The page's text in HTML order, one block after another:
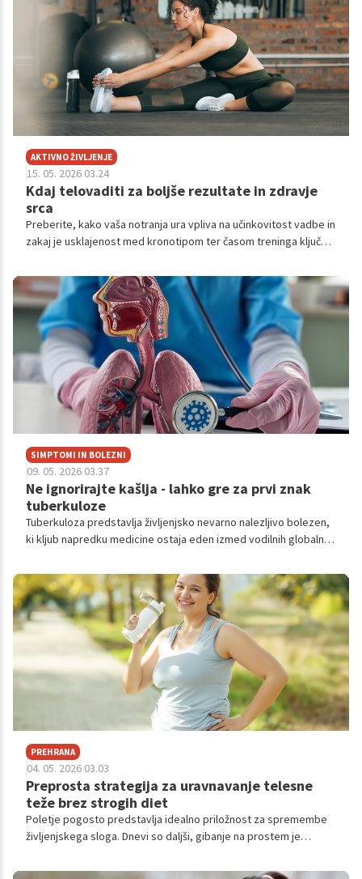
AKTIVNO ŽIVLJENJE
15. 05. 2026 03.24
Kdaj telovaditi za boljše rezultate in zdravje
srca
Preberite, kako vaša notranja ura vpliva na učinkovitost vadbe in
zakaj je usklajenost med kronotipom ter časom treninga ključna
SIMPTOMI IN BOLEZNI
09. 05. 2026 03.37
Ne ignorirajte kašlja - lahko gre za prvi znak
tuberkuloze
Tuberkuloza predstavlja življenjsko nevarno nalezljivo bolezen,
ki kljub napredku medicine ostaja eden izmed vodilnih globalnih
PREHRANA
04. 05. 2026 03.03
Preprosta strategija za uravnavanje telesne
teže brez strogih diet
Poletje pogosto predstavlja idealno priložnost za spremembe
življenjskega sloga. Dnevi so daljši, gibanje na prostem je
dosegljivejši kot kadarkoli prej.